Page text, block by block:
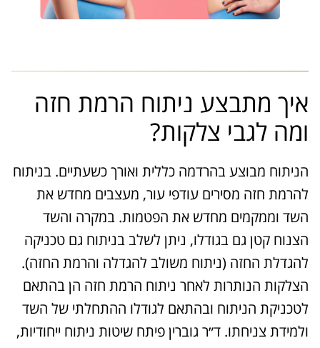
איך מתבצע ניתוח הרמת חזה
ומה לגבי צלקות?
הניתוח מבוצע בהרדמה כללית ואורך כשעתיים. בניתוח
להרמת חזה מסירים עודפי עור, מעצבים מחדש את
השד וממקמים מחדש את הפטמות. במקרה והשד
הצנוח קטן גם בגודלו, ניתן לשלב בניתוח גם טכניקה
להגדלת החזה (ניתוח משולב להגדלה והרמת החזה).
הצלקות הנותרות לאחר ניתוח הרמת חזה הן בהתאם
לטכניקת הניתוח ובהתאם לגודלו ההתחלתי של השד
ולמידת צניחתו. ד״ר גוברין פיתח שיטות ניתוח ייחודיות,